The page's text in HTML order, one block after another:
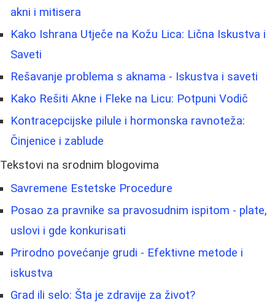
akni i mitisera
Kako Ishrana Utječe na Kožu Lica: Lična Iskustva i
Saveti
Rešavanje problema s aknama - Iskustva i saveti
Kako Rešiti Akne i Fleke na Licu: Potpuni Vodič
Kontracepcijske pilule i hormonska ravnoteža:
Činjenice i zablude
Tekstovi na srodnim blogovima
Savremene Estetske Procedure
Posao za pravnike sa pravosudnim ispitom - plate,
uslovi i gde konkurisati
Prirodno povećanje grudi - Efektivne metode i
iskustva
Grad ili selo: Šta je zdravije za život?